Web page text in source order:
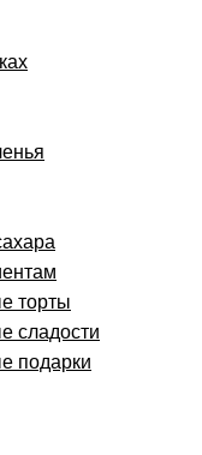
торты
сладости
подарки